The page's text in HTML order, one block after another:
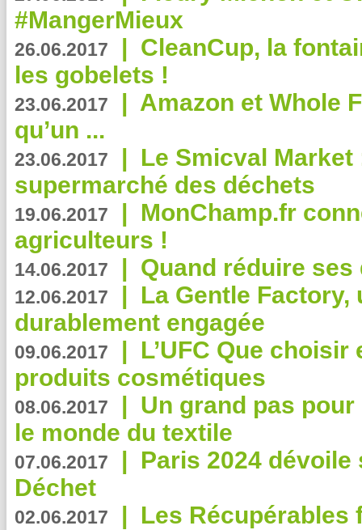
#MangerMieux
26.06.2017 | CleanCup, la
les gobelets !
23.06.2017 | Amazon et Whole
qu’un ...
23.06.2017 | Le Smicval
supermarché des déchets
19.06.2017 | MonChamp.fr
agriculteurs !
14.06.2017 | Quand réduire
12.06.2017 | La Gentle
durablement engagée
09.06.2017 | L’UFC Que
produits cosmétiques
08.06.2017 | Un grand pas
le monde du textile
07.06.2017 | Paris 2024
Déchet
02.06.2017 | Les Récupérables